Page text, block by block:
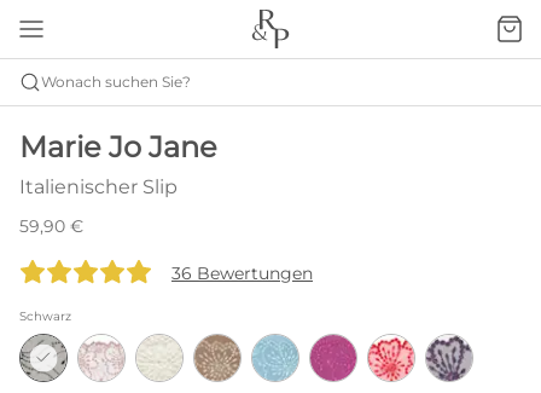
Wonach suchen Sie?
Marie Jo Jane
Italienischer Slip
59,90 €
36 Bewertungen
Schwarz